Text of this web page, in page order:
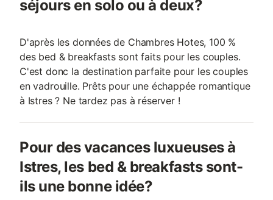
séjours en solo ou à deux?
D'après les données de Chambres Hotes, 100 %
des bed & breakfasts sont faits pour les couples.
C'est donc la destination parfaite pour les couples
en vadrouille. Prêts pour une échappée romantique
à Istres ? Ne tardez pas à réserver !
Pour des vacances luxueuses à
Istres, les bed & breakfasts sont-
ils une bonne idée?